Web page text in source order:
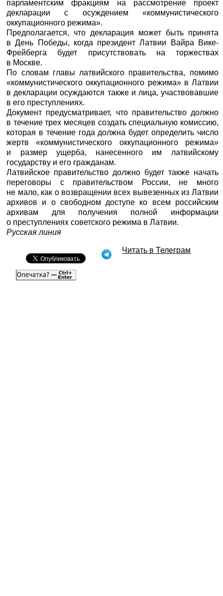
парламентским фракциям на рассмотрение проект
декларации с осуждением «коммунистического
оккупационного режима».
Предполагается, что декларация может быть принята
в День Победы, когда президент Латвии Вайра Вике-
Фрейберга будет присутствовать на торжествах
в Москве.
По словам главы латвийского правительства, помимо
«коммунистического оккупационного режима» в Латвии
в декларации осуждаются также и лица, участвовавшие
в его преступлениях.
Документ предусматривает, что правительство должно
в течение трех месяцев создать специальную комиссию,
которая в течение года должна будет определить число
жертв «коммунистического оккупационного режима»
и размер ущерба, нанесенного им латвийскому
государству и его гражданам.
Латвийское правительство должно будет также начать
переговоры с правительством России, не много
не мало, как о возвращении всех вывезенных из Латвии
архивов и о свободном доступе ко всем российским
архивам для получения полной информации
о преступлениях советского режима в Латвии.
Русская линия
Читать в Телеграм